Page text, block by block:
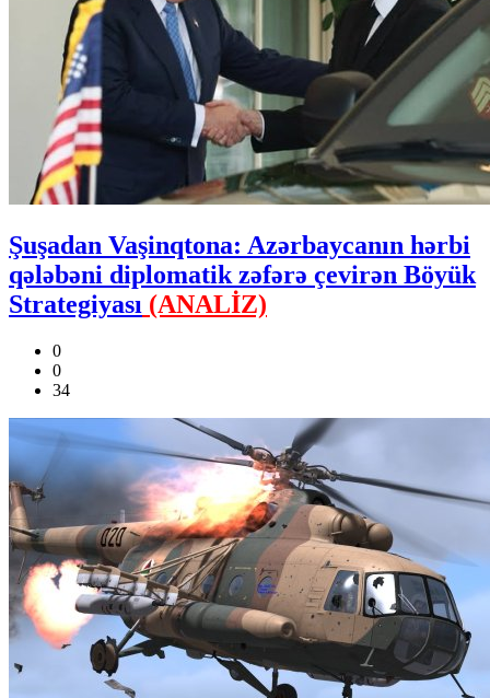
Şuşadan Vaşinqtona: Azərbaycanın hərbi
qələbəni diplomatik zəfərə çevirən Böyük
Strategiyası (ANALİZ)
0
0
34